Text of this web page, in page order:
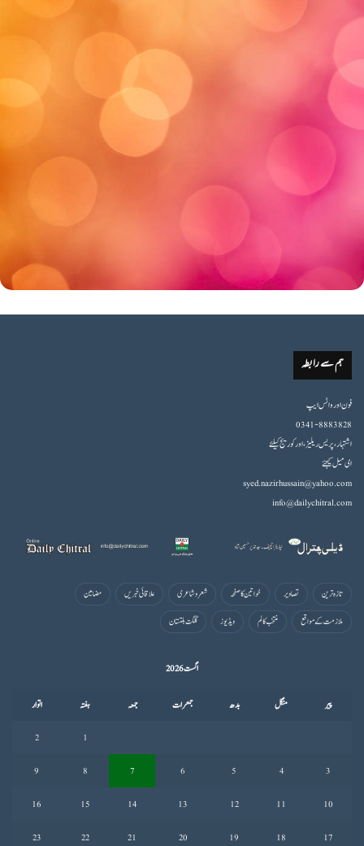
ہم سے رابطہ
فون اورواٹس ایپ
0341-8883828
اشتہار،پریس ریلیز، اور کوریج کیلئے
ای میل کیجئے
syed.nazirhussain@yahoo.com
info@dailychitral.com
تازہ ترین تصاویر خواتین کا صفحہ شعروشاعری علاقائی خبریں
مضامین
ملازمت کے مواقع
منتخب کالم ویڈیوز گلگت بلتستان
اگست 2026
پیر منگل بدھ جمعرات جمعہ ہفتہ اتوار
1
2
3
4
5
6
7
8
9
10
11
12
13
14
15
16
17
18
19
20
21
22
23